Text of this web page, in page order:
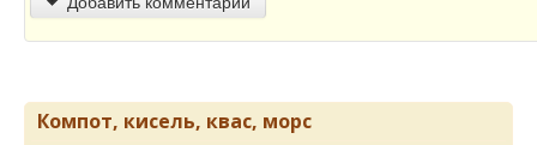
Компот, кисель, квас, морс